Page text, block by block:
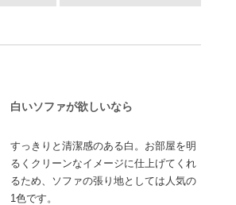
白いソファが欲しいなら
すっきりと清潔感のある白。お部屋を明
るくクリーンなイメージに仕上げてくれ
るため、ソファの張り地としては人気の
1色です。